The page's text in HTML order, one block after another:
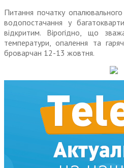
Питання початку
водопостачання у
відкритим. Вірогідно, що
температури, опалення та
броварчан 12-13 жовтня.